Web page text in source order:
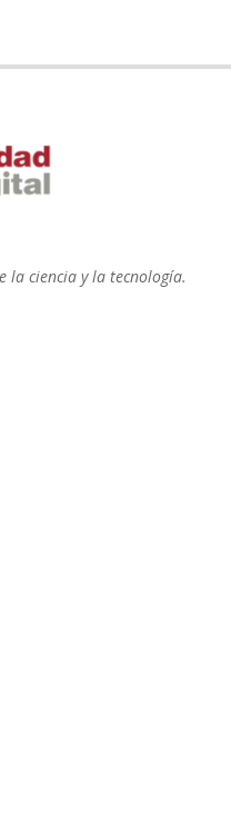
la ciencia y la tecnología.